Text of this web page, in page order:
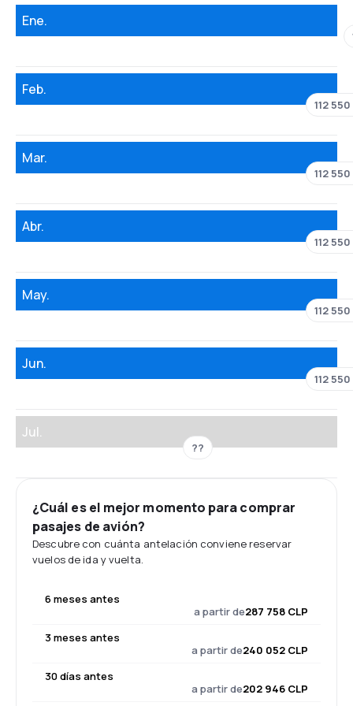
Ene.
Feb.
112
Mar.
112
Abr.
112
May.
112
Jun.
112
Jul.
??
¿Cuál es el mejor momento para comprar
pasajes de avión?
Descubre con cuánta antelación conviene reservar
vuelos de ida y vuelta.
6 meses antes
a partir de287 758 CLP
3 meses antes
a partir de240 052 CLP
30 días antes
a partir de202 946 CLP